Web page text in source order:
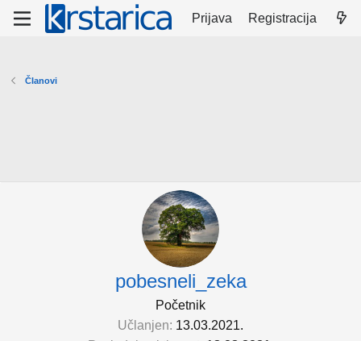
Prijava Registracija
Članovi
pobesneli_zeka
Početnik
Učlanjen 13.03.2021.